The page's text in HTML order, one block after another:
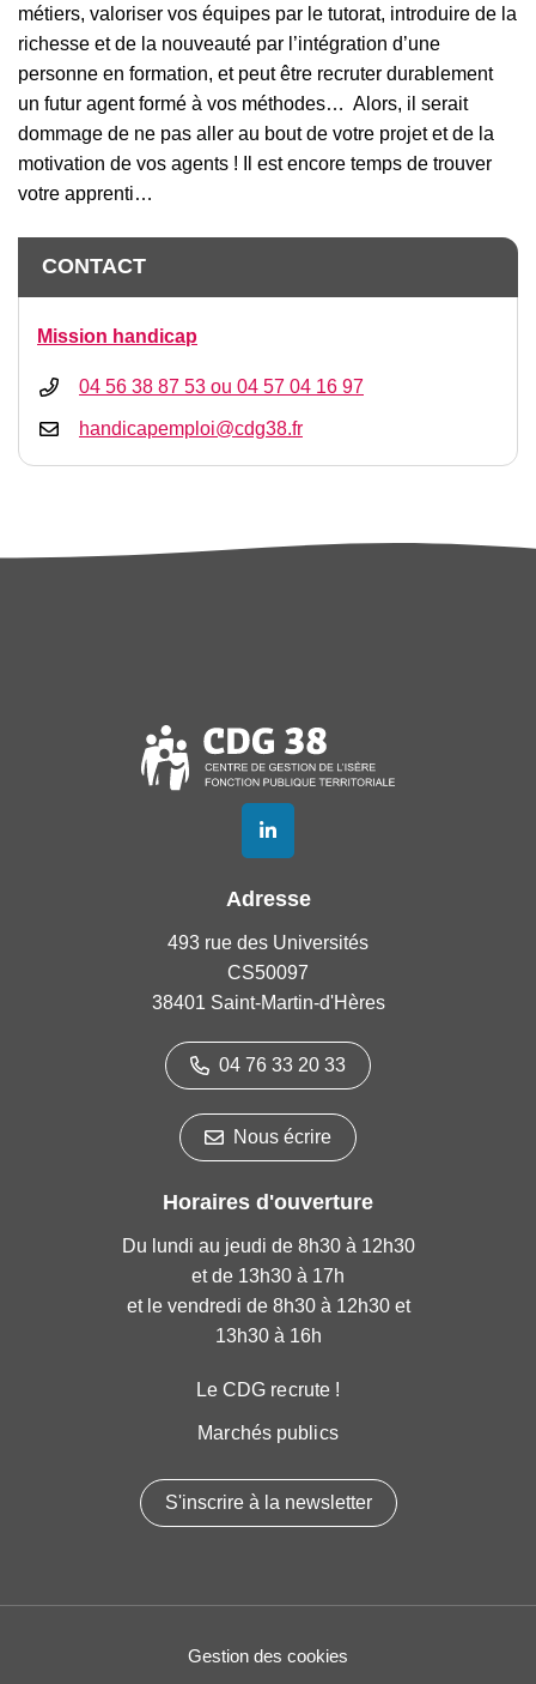
métiers, valoriser vos équipes par le tutorat, introduire de la
richesse et de la nouveauté par l’intégration d’une
personne en formation, et peut être recruter durablement
un futur agent formé à vos méthodes… Alors, il serait
dommage de ne pas aller au bout de votre projet et de la
motivation de vos agents ! Il est encore temps de trouver
votre apprenti…
Informations complémentaires
CONTACT
Mission handicap
04 56 38 87 53 ou 04 57 04 16 97
handicapemploi@cdg38.fr
Lien vers le compte Linkedin
Adresse
493 rue des Universités
CS50097
38401 Saint-Martin-d'Hères
04 76 33 20 33
Nous écrire
Horaires d'ouverture
Du lundi au jeudi de 8h30 à 12h30
et de 13h30 à 17h
et le vendredi de 8h30 à 12h30 et
13h30 à 16h
Le CDG recrute !
Marchés publics
S'inscrire à la newsletter
Gestion des cookies